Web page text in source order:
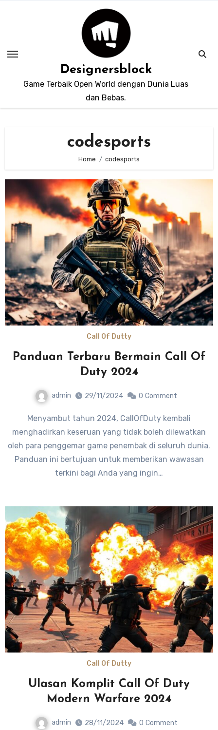
Designersblock
Game Terbaik Open World dengan Dunia Luas
dan Bebas.
codesports
Home codesports
Call Of Dutty
Panduan Terbaru Bermain Call Of
Duty 2024
admin 29/11/2024 0 Comment
Menyambut tahun 2024, CallOfDuty kembali
menghadirkan keseruan yang tidak boleh dilewatkan
oleh para penggemar game penembak di seluruh dunia.
Panduan ini bertujuan untuk memberikan wawasan
terkini bagi Anda yang ingin…
Call Of Dutty
Ulasan Komplit Call Of Duty
Modern Warfare 2024
admin 28/11/2024 0 Comment